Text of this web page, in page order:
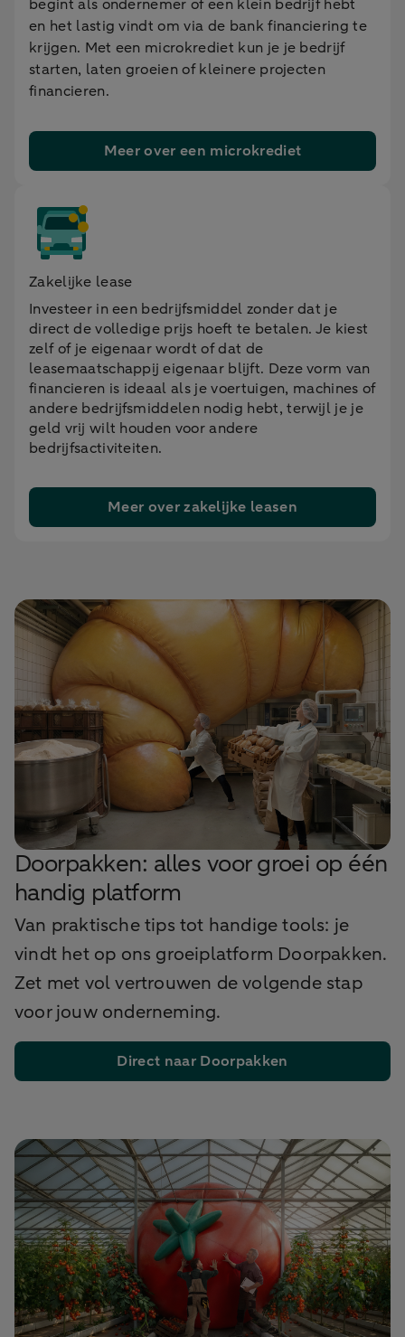
begint als ondernemer of een klein bedrijf hebt
en het lastig vindt om via de bank financiering te
krijgen. Met een microkrediet kun je je bedrijf
starten, laten groeien of kleinere projecten
financieren.
Meer over een microkrediet
Zakelijke lease
Investeer in een bedrijfsmiddel zonder dat je
direct de volledige prijs hoeft te betalen. Je kiest
zelf of je eigenaar wordt of dat de
leasemaatschappij eigenaar blijft. Deze vorm van
financieren is ideaal als je voertuigen, machines of
andere bedrijfsmiddelen nodig hebt, terwijl je je
geld vrij wilt houden voor andere
bedrijfsactiviteiten.
Meer over zakelijke leasen
Doorpakken: alles voor groei op één
handig platform
Van praktische tips tot handige tools: je
vindt het op ons groeiplatform Doorpakken.
Zet met vol vertrouwen de volgende stap
voor jouw onderneming.
Direct naar Doorpakken